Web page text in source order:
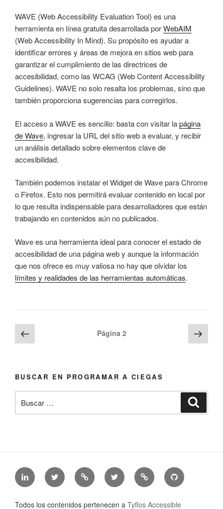
WAVE (Web Accessibility Evaluation Tool) es una
herramienta en línea gratuita desarrollada porWebAIM
(Web Accessibility In Mind). Su propósito es ayudar a
identificar errores y áreas de mejora en sitios web para
garantizar el cumplimiento de las directrices de
accesibilidad, como las WCAG (Web Content Accessibility
Guidelines). WAVE no solo resalta los problemas, sino que
también proporciona sugerencias para corregirlos.
El acceso a WAVE es sencillo: basta con visitar lapágina
de Wave, ingresar la URL del sitio web a evaluar, y recibir
un análisis detallado sobre elementos clave de
accesibilidad.
También podemos instalar el Widget de Wave para Chrome
o Firefox. Esto nos permitirá evaluar contenido en local por
lo que resulta indispensable para desarrolladores que están
trabajando en contenidos aún no publicados.
Wave es una herramienta ideal para conocer el estado de
accesibilidad de una página web y aunque la información
que nos ofrece es muy valiosa no hay que olvidar los
límites y realidades de las herramientas automáticas.
Paginación
de anterior
Página 2
BUSCAR EN PROGRAMAR A CIEGAS
por:
LinkedIn
de
Jonathan
Twitter
de
@jonathanchacon
Mastodon
de
Twitter
de
@TyfAccSoft
Tyflos
Accessible
Software
Github
de
Tyflos
Todos los contenidos pertenecen a Tyflos Accessible